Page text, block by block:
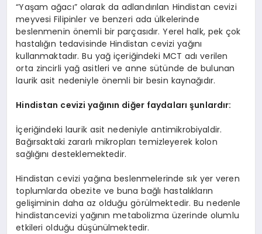
“Yaşam ağacı” olarak da adlandırılan Hindistan cevizi
meyvesi Filipinler ve benzeri ada ülkelerinde
beslenmenin önemli bir parçasıdır. Yerel halk, pek çok
hastalığın tedavisinde Hindistan cevizi yağını
kullanmaktadır. Bu yağ içeriğindeki MCT adı verilen
orta zincirli yağ asitleri ve anne sütünde de bulunan
laurik asit nedeniyle önemli bir besin kaynağıdır.
Hindistan cevizi yağının diğer faydaları şunlardır:
İçeriğindeki laurik asit nedeniyle antimikrobiyaldir.
Bağırsaktaki zararlı mikropları temizleyerek kolon
sağlığını desteklemektedir.
Hindistan cevizi yağına beslenmelerinde sık yer veren
toplumlarda obezite ve buna bağlı hastalıkların
gelişiminin daha az olduğu görülmektedir. Bu nedenle
hindistancevizi yağının metabolizma üzerinde olumlu
etkileri olduğu düşünülmektedir.